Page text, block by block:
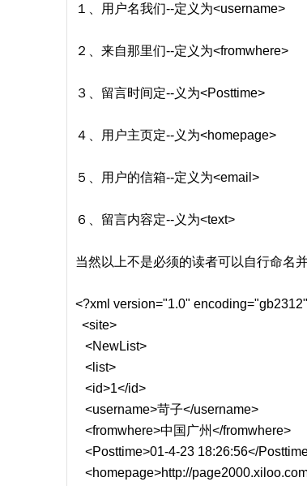
１、用户名我们--定义为<username>
２、来自那里们--定义为<fromwhere>
３、留言时间定--义为<Posttime>
４、用户主页定--义为<homepage>
５、用户的信箱--定义为<email>
６、留言内容定--义为<text>
当然以上不是必须的读者可以自行命名
<?xml version="1.0"
<site>
<NewList>
<list>
<id>1</id>
<username>苛子</username>
<fromwhere>中国广州</fromwhere>
<Posttime>01-4-23 18:26:56</
<homepage>http://